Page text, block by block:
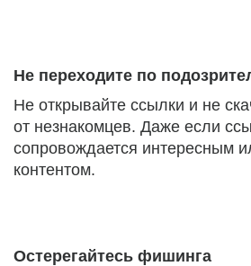
Не переходите по
Не открывайте ссылки и не
от незнакомцев. Даже если
сопровождается интересным
контентом.
Остерегайтесь фишинга